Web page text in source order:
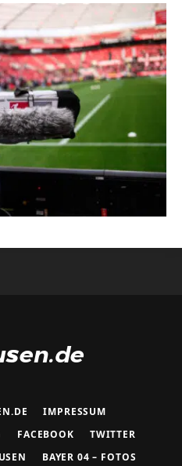
IMPRESSUM
FACEBOOK
TWITTER
BAYER 04 – FOTOS